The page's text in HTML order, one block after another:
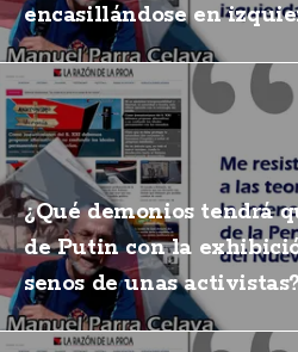
encasillándose en
¿Qué demonios tendrá
de Putin con la
senos de unas activistas?